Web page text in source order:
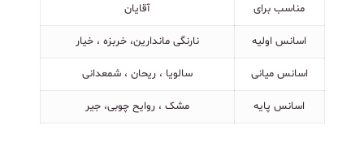
مناسب برای آقایان
اسانس اولیه نارنگی ماندارین، خربزه ، خیار
اسانس میانی سالویا ، ریحان ، شمعدانی
اسانس پایه مشک ، روایح چوبی، جیر